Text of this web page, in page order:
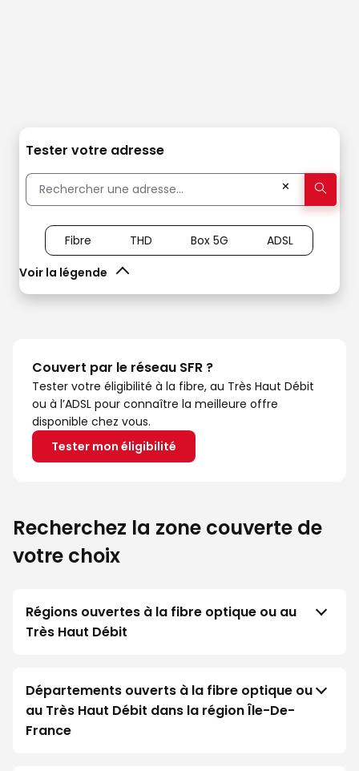
Tester votre adresse
✕
Voir la légende
Fibre THD Box 5G ADSL
Couvert par le réseau SFR ?
Tester votre éligibilité à la fibre, au Très Haut Débit
ou à l’ADSL pour connaître la meilleure offre
disponible chez vous.
Tester mon éligibilité
Recherchez la zone couverte de
votre choix
Régions ouvertes à la fibre optique ou au
Très Haut Débit
Départements ouverts à la fibre optique ou
au Très Haut Débit dans la région Île-De-
France